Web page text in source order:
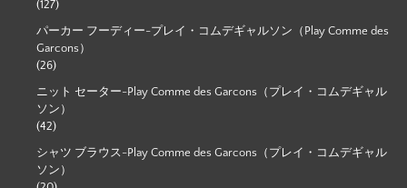
(127)
パーカー フーディー-プレイ・コムデギャルソン（Play Comme des
Garcons）
(26)
ニット セーター-Play Comme des Garcons（プレイ・コムデギャル
ソン）
(42)
シャツ ブラウス-Play Comme des Garcons（プレイ・コムデギャル
ソン）